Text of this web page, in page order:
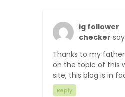
ig follower
checker
Thanks to my
on the topic of this
site, this blog is in
Reply